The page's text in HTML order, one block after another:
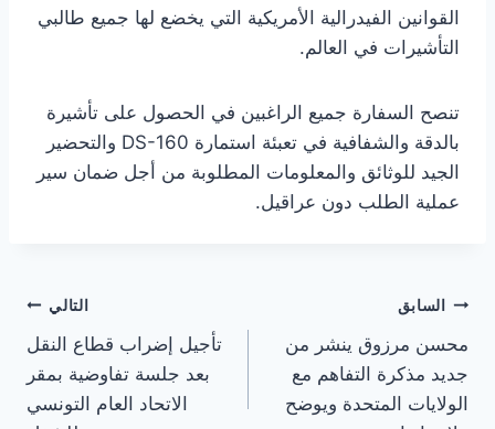
القوانين الفيدرالية الأمريكية التي يخضع لها جميع طالبي
التأشيرات في العالم.
تنصح السفارة جميع الراغبين في الحصول على تأشيرة
بالدقة والشفافية في تعبئة استمارة DS-160 والتحضير
الجيد للوثائق والمعلومات المطلوبة من أجل ضمان سير
عملية الطلب دون عراقيل.
تصفّح
المقالات
السابق
محسن مرزوق ينشر من
جديد مذكرة التفاهم مع
الولايات المتحدة ويوضح
التالي
تأجيل إضراب قطاع النقل
بعد جلسة تفاوضية بمقر
الاتحاد العام التونسي